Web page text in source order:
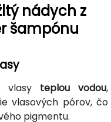
nádych z
šampónu
vlasy teplou vodou,
vlasových pórov, čo
pigmentu.